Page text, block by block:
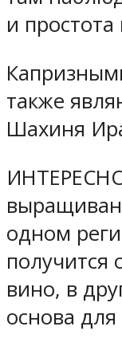
и
также
Шахиня
одном
получится
вино, в
основа